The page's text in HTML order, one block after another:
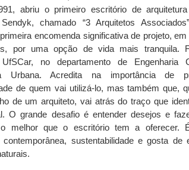
abriu o primeiro escritório de
chamado “3 Arquitetos
encomenda significativa de projeto,
por uma opção de vida mais tranquila.
UfSCar, no departamento de
Urbana. Acredita na importância de
de quem vai utilizá-lo, mas também que,
de um arquiteto, vai atrás do traço que
O grande desafio é entender desejos e
melhor que o escritório tem a oferecer.
contemporânea, sustentabilidade e gosta